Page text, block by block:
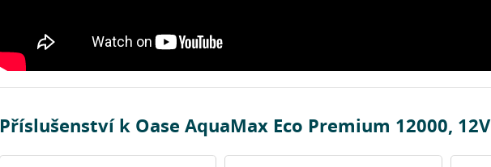
Příslušenství k Oase AquaMax Eco Premium 12000, 12V